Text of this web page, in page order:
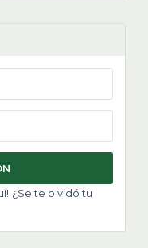
¿Se te olvidó tu